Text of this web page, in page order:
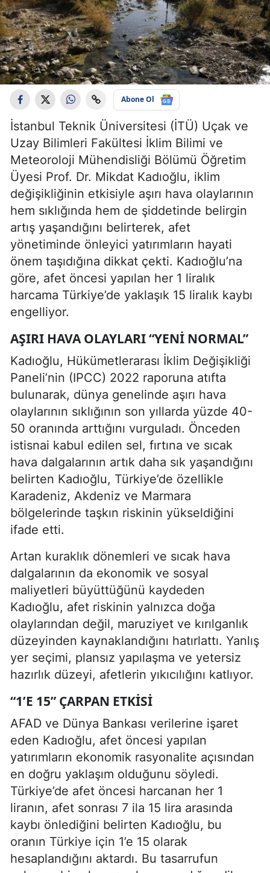
Abone Ol
İstanbul Teknik Üniversitesi (İTÜ) Uçak ve
Uzay Bilimleri Fakültesi İklim Bilimi ve
Meteoroloji Mühendisliği Bölümü Öğretim
Üyesi Prof. Dr. Mikdat Kadıoğlu, iklim
değişikliğinin etkisiyle aşırı hava olaylarının
hem sıklığında hem de şiddetinde belirgin
artış yaşandığını belirterek, afet
yönetiminde önleyici yatırımların hayati
önem taşıdığına dikkat çekti. Kadıoğlu’na
göre, afet öncesi yapılan her 1 liralık
harcama Türkiye’de yaklaşık 15 liralık kaybı
engelliyor.
AŞIRI HAVA OLAYLARI “YENI NORMAL”
Kadıoğlu, Hükümetlerarası İklim Değişikliği
Paneli’nin (IPCC) 2022 raporuna atıfta
bulunarak, dünya genelinde aşırı hava
olaylarının sıklığının son yıllarda yüzde 40-
50 oranında arttığını vurguladı. Önceden
istisnai kabul edilen sel, fırtına ve sıcak
hava dalgalarının artık daha sık yaşandığını
belirten Kadıoğlu, Türkiye’de özellikle
Karadeniz, Akdeniz ve Marmara
bölgelerinde taşkın riskinin yükseldiğini
ifade etti.
Artan kuraklık dönemleri ve sıcak hava
dalgalarının da ekonomik ve sosyal
maliyetleri büyüttüğünü kaydeden
Kadıoğlu, afet riskinin yalnızca doğa
olaylarından değil, maruziyet ve kırılganlık
düzeyinden kaynaklandığını hatırlattı. Yanlış
yer seçimi, plansız yapılaşma ve yetersiz
hazırlık düzeyi, afetlerin yıkıcılığını katlıyor.
“1’E 15” ÇARPAN ETKISI
AFAD ve Dünya Bankası verilerine işaret
eden Kadıoğlu, afet öncesi yapılan
yatırımların ekonomik rasyonalite açısından
en doğru yaklaşım olduğunu söyledi.
Türkiye’de afet öncesi harcanan her 1
liranın, afet sonrası 7 ila 15 lira arasında
kaybı önlediğini belirten Kadıoğlu, bu
oranın Türkiye için 1’e 15 olarak
hesaplandığını aktardı. Bu tasarrufun